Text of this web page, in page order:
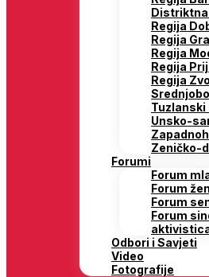
Regija
Regija
Regija
Regija
Regija
Tuzlanski
Unsko-
Zeničko-
Forumi
Forum
Forum
Forum
Forum
Odbori i Savjeti
Video
Fotografije